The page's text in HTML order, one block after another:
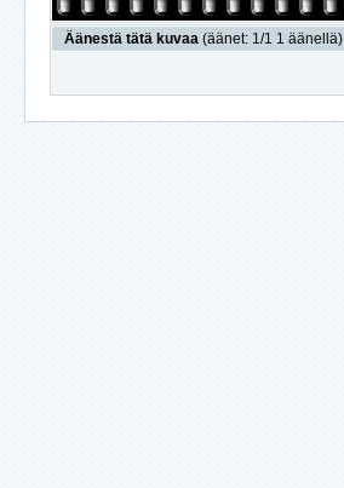
Äänestä tätä kuvaa (äänet: 1/1 1 äänellä)